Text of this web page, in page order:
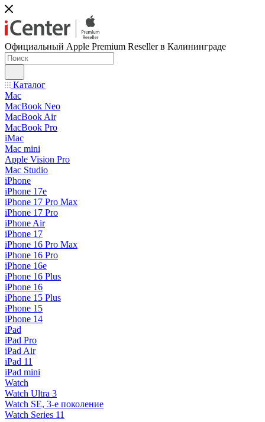
Официальный Apple Premium Reseller в Калининграде
Каталог
Mac
MacBook Neo
MacBook Air
MacBook Pro
iMac
Mac mini
Apple Vision Pro
Mac Studio
iPhone
iPhone 17e
iPhone 17 Pro Max
iPhone 17 Pro
iPhone Air
iPhone 17
iPhone 16 Pro Max
iPhone 16 Pro
iPhone 16e
iPhone 16 Plus
iPhone 16
iPhone 15 Plus
iPhone 15
iPhone 14
iPad
iPad Pro
iPad Air
iPad 11
iPad mini
Watch
Watch Ultra 3
Watch SE, 3-е поколение
Watch Series 11